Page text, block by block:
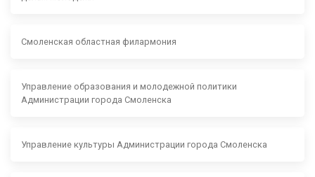
Смоленская областная филармония
Управление образования и молодежной политики
Администрации города Смоленска
Управление культуры Администрации города Смоленска